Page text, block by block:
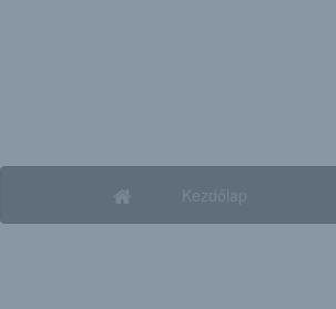
Kezdőlap